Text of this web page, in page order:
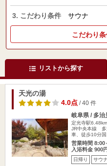
3. こだわり条件 サウナ
こだわり
リストから探す
天光の湯
4.0点/ 40 件
岐阜県 / 多治
定光寺駅6.48km
JR中央本線 多
車、徒歩10分国
営業時間 8:00
入浴料金 900
日帰り サウナ